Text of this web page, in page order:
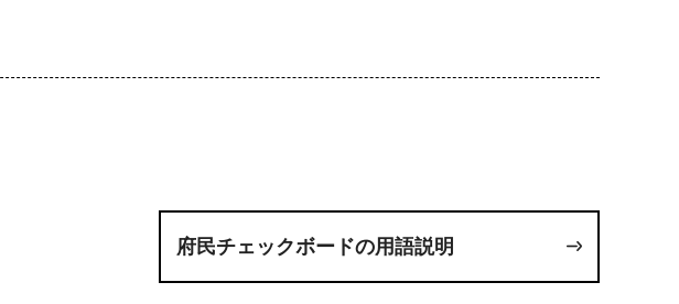
府民チェックボードの用語説明